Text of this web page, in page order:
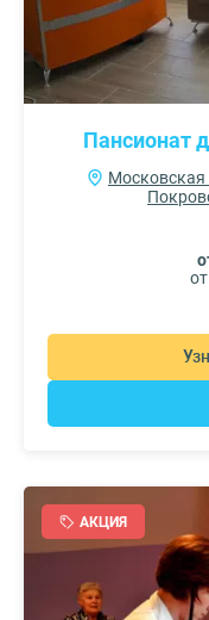
Пансионат
Московская
АКЦИЯ